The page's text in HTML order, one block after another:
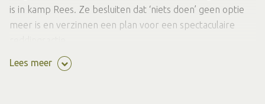
is in kamp Rees. Ze besluiten dat ‘niets doen’ geen optie
meer is en verzinnen een plan voor een spectaculaire
Startpunt TOP in Megchelen, Oranjeplein 1
Lees meer